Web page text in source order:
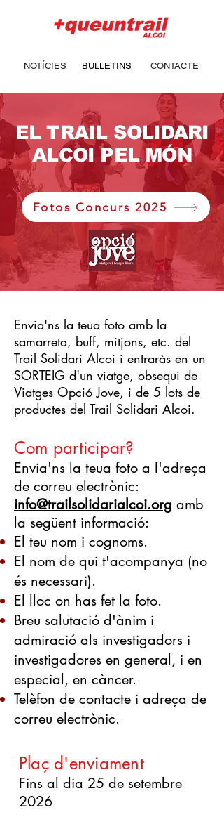
CONTACTE
BULLETINS
NOTÍCIES
EL TRAIL SOLIDARI
ALCOI PEL MÓN
Fotos Concurs 2025
Envia'ns la teua foto amb la
samarreta, buff, mitjons, etc. del
Trail Solidari Alcoi i entraràs en un
SORTEIG d'un viatge, obsequi de
Viatges Opció Jove, i de 5 lots de
productes del Trail Solidari Alcoi.
Com participar?
Envia'ns la teua foto a l'adreça
de correu electrònic:
info@trailsolidarialcoi.org amb
la següent informació:
El teu nom i cognoms.
El nom de qui t'acompanya (no
és necessari).
El lloc on has fet la foto.
Breu salutació d'ànim i
admiració als investigadors i
investigadores en general, i en
especial, en càncer.
Telèfon de contacte i adreça de
correu electrònic.
Plaç d'enviament
Fins al dia 25 de setembre
2026